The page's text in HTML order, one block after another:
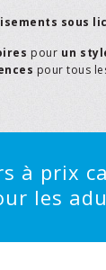
sous
pour un
pour tous
à prix
les